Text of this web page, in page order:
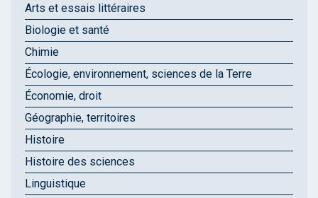
Arts et essais littéraires
Biologie et santé
Chimie
Écologie, environnement, sciences de la Terre
Économie, droit
Géographie, territoires
Histoire
Histoire des sciences
Linguistique